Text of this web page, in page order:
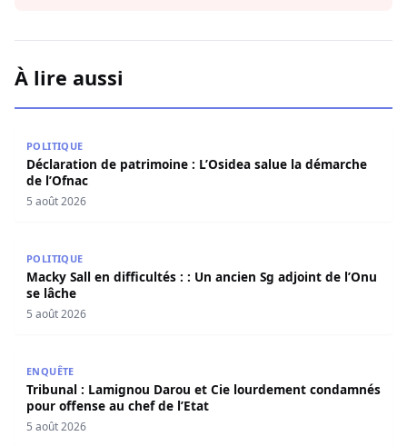
À lire aussi
POLITIQUE
Déclaration de patrimoine : L’Osidea salue la démarche
de l’Ofnac
5 août 2026
POLITIQUE
Macky Sall en difficultés : : Un ancien Sg adjoint de l’Onu
se lâche
5 août 2026
ENQUÊTE
Tribunal : Lamignou Darou et Cie lourdement condamnés
pour offense au chef de l’Etat
5 août 2026